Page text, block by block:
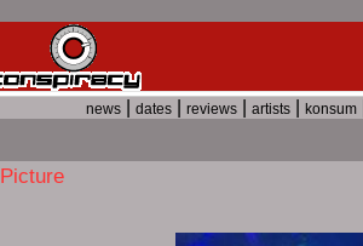
news| dates| reviews| artists| konsum|
Picture